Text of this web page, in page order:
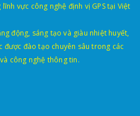
vực công nghệ định vị GPS tại Việt
động, sáng tạo và giàu nhiệt huyết,
được đào tạo chuyên sâu trong các
công nghệ thông tin.